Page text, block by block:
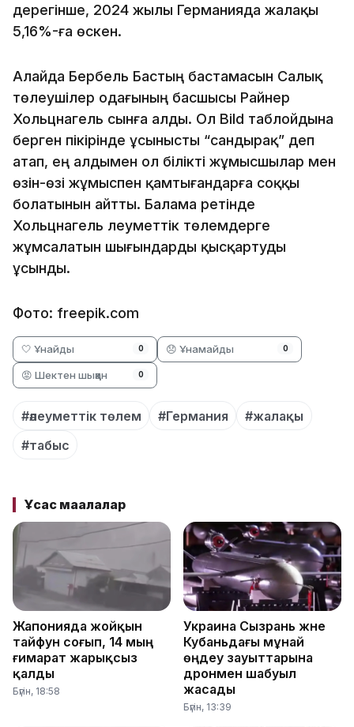
дерегінше, 2024 жылы Германияда жалақы
5,16%-ға өскен.
Алайда Бербель Бастың бастамасын Салық
төлеушілер одағының басшысы Райнер
Хольцнагель сынға алды. Ол Bild таблойдына
берген пікірінде ұсынысты “сандырақ” деп
атап, ең алдымен ол білікті жұмысшылар мен
өзін-өзі жұмыспен қамтығандарға соққы
болатынын айтты. Балама ретінде
Хольцнагель әлеуметтік төлемдерге
жұмсалатын шығындарды қысқартуды
ұсынды.
Фото: freepik.com
🤍 Ұнайды 0 😞 Ұнамайды 0
😡 Шектен шыққан 0
#әлеуметтік төлем #Германия
#жалақы
#табыс
Ұқсас мақалалар
Жапонияда жойқын
тайфун соғып, 14 мың
ғимарат жарықсыз
қалды
Бүгін, 18:58
Украина Сызрань және
Кубаньдағы мұнай
өңдеу зауыттарына
дронмен шабуыл
жасады
Бүгін, 13:39